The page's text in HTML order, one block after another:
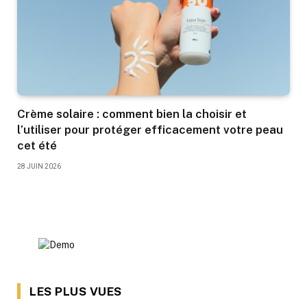
Crème solaire : comment bien la choisir et
l’utiliser pour protéger efficacement votre peau
cet été
28 JUIN 2026
LES PLUS VUES